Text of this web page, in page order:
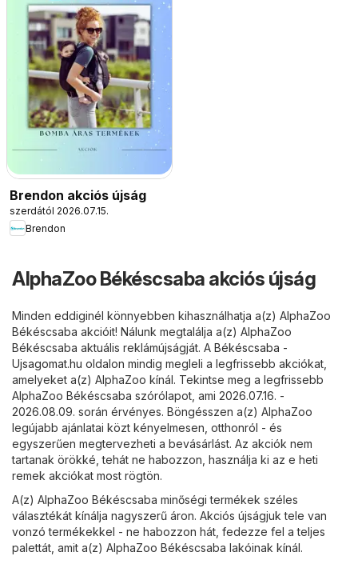
Brendon akciós újság
szerdától 2026.07.15.
Brendon
AlphaZoo Békéscsaba akciós újság
Minden eddiginél könnyebben kihasználhatja a(z) AlphaZoo
Békéscsaba akcióit! Nálunk megtalálja a(z) AlphaZoo
Békéscsaba aktuális reklámújságját. A Békéscsaba -
Ujsagomat.hu oldalon mindig megleli a legfrissebb akciókat,
amelyeket a(z) AlphaZoo kínál. Tekintse meg a legfrissebb
AlphaZoo Békéscsaba szórólapot, ami 2026.07.16. -
2026.08.09. során érvényes. Böngésszen a(z) AlphaZoo
legújabb ajánlatai közt kényelmesen, otthonról - és
egyszerűen megtervezheti a bevásárlást. Az akciók nem
tartanak örökké, tehát ne habozzon, használja ki az e heti
remek akciókat most rögtön.
A(z) AlphaZoo Békéscsaba minőségi termékek széles
választékát kínálja nagyszerű áron. Akciós újságjuk tele van
vonzó termékekkel - ne habozzon hát, fedezze fel a teljes
palettát, amit a(z) AlphaZoo Békéscsaba lakóinak kínál.